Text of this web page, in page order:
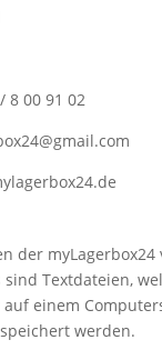
8 00 91 02
der myLagerbox24
sind Textdateien,
einem
werden.